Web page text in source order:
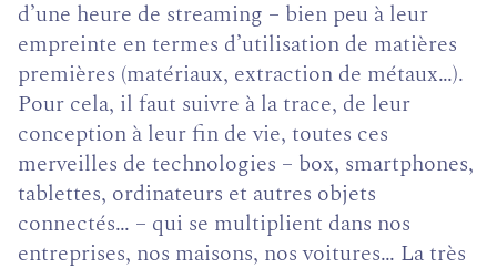
d’une heure de streaming – bien peu à leur
empreinte en termes d’utilisation de matières
premières (matériaux, extraction de métaux…).
Pour cela, il faut suivre à la trace, de leur
conception à leur fin de vie, toutes ces
merveilles de technologies – box, smartphones,
tablettes, ordinateurs et autres objets
connectés… – qui se multiplient dans nos
entreprises, nos maisons, nos voitures… La très